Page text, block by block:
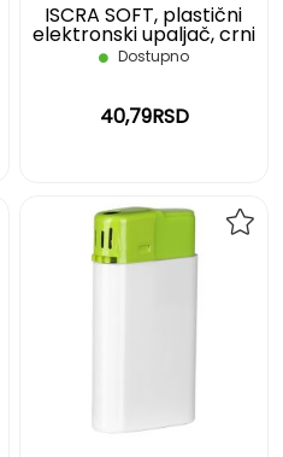
ISCRA SOFT, plastični
elektronski upaljač, crni
Dostupno
40,79RSD